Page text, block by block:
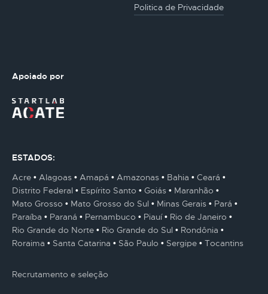
Politica de Privacidade
Apoiado por
ESTADOS:
Acre
Alagoas Amapá Amazonas Bahia
Ceará
Distrito Federal
Espírito Santo Goiás
Maranhão
Mato Grosso
Mato Grosso do Sul Minas Gerais
Pará
Paraíba
Paraná Pernambuco Piauí
Rio de Janeiro
Rio Grande do Norte
Rio Grande do Sul
Rondônia
Roraima
Santa Catarina São Paulo Sergipe Tocantins
Recrutamento e seleção